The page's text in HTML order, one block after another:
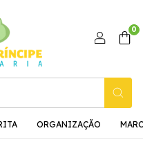
0
ORGANIZAÇÃO